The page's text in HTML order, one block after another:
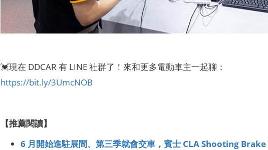
💓現在 DDCAR 有 LINE 社群了！來和更多電動車主一起聊：
https://bit.ly/3UmcNOB
【推薦閱讀】
6 月開始進駐展間、第三季就會交車，賓士 CLA Shooting Brake